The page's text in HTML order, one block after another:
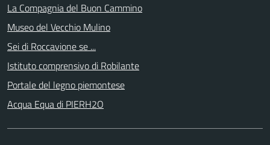
La Compagnia del Buon Cammino
Museo del Vecchio Mulino
Sei di Roccavione se ...
Istituto comprensivo di Robilante
Portale del legno piemontese
Acqua Equa di PIERH2O